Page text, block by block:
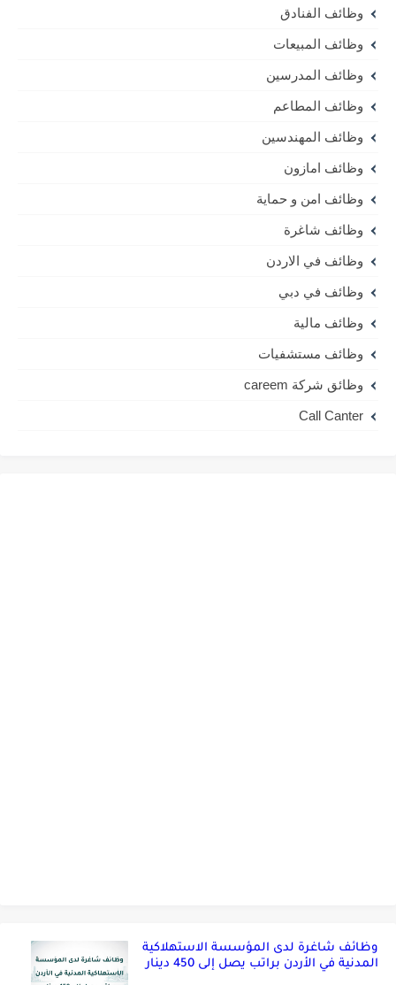
وظائف الفنادق
وظائف المبيعات
وظائف المدرسين
وظائف المطاعم
وظائف المهندسين
وظائف امازون
وظائف امن و حماية
وظائف شاغرة
وظائف في الاردن
وظائف في دبي
وظائف مالية
وظائف مستشفيات
وظائق شركة careem
Call Canter
وظائف شاغرة لدى المؤسسة الاستهلاكية
المدنية في الأردن براتب يصل إلى 450 دينار